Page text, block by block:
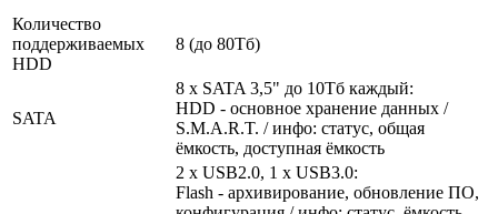
Количество
поддерживаемых
HDD
8 (до 80Тб)
SATA
8 x SATA 3,5" до 10Тб каждый:
HDD - основное хранение данных /
S.M.A.R.T. / инфо: статус, общая
ёмкость, доступная ёмкость
2 x USB2.0, 1 x USB3.0:
Flash - архивирование, обновление ПО,